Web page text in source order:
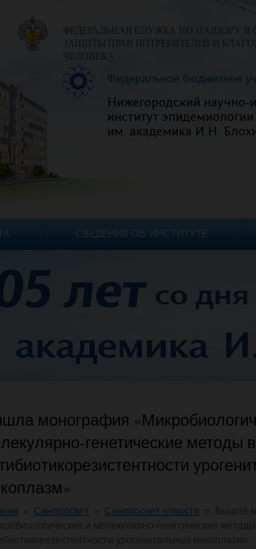
монография
генетические методы
Санпросвет Санпросвет новости
ФЕДЕРАЛЬНАЯ СЛУЖБА ПО НАДЗОРУ В
ЗАЩИТЫ ПРАВ ПОТРЕБИТЕЛЕЙ И
ЧЕЛОВЕКА
Федеральное бюджетное
Нижегородский научно-
институт
им. академика И.Н.
СВЕДЕНИЯ ОБ ИНСТИТУТЕ